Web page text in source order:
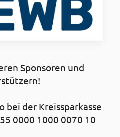
Sponsoren und
bei der Kreissparkasse
0000 1000 0070 10